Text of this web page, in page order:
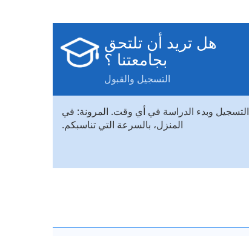
هل تريد أن تلتحق
بجامعتنا ؟
التسجيل والقبول
التسجيل وبدء الدراسة في أي وقت. المرونة: في
المنزل، بالسرعة التي تناسبكم.